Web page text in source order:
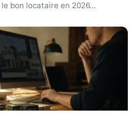
bon locataire en 2026...